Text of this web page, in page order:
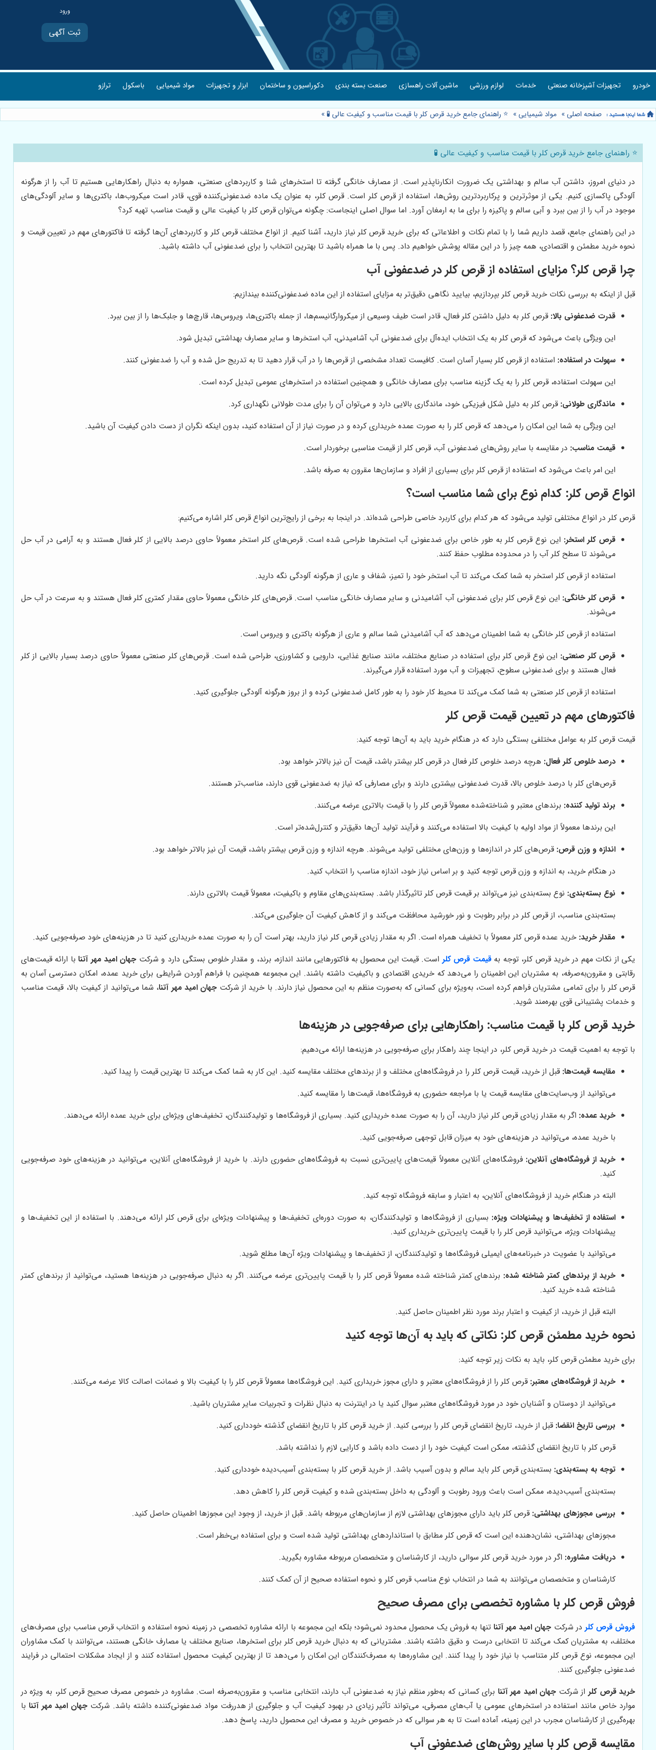
ثبت آگهی
خودرو تجهیزات آشپزخانه صنعتی خدمات لوازم ورزشی ماشین آلات راهسازی صنعت بسته بندی دکوراسیون و ساختمان ابزار و تجهیزات مواد شیمیایی باسکول ترازو
صفحه اصلی » مواد شیمیایی » ⭐️ راهنمای جامع خرید قرص کلر با قیمت مناسب و کیفیت عالی 🧪 »
⭐️ راهنمای جامع خرید قرص کلر با قیمت مناسب و کیفیت عالی 🧪
در دنیای امروز، داشتن آب سالم و بهداشتی یک ضرورت انکارناپذیر است. از مصارف خانگی گرفته تا استخرهای شنا و کاربردهای صنعتی، همواره به دنبال راهکارهایی هستیم تا آب را از هرگونه
آلودگی پاکسازی کنیم. یکی از موثرترین و پرکاربردترین روش‌ها، استفاده از قرص کلر است. قرص کلر، به عنوان یک ماده ضدعفونی‌کننده قوی، قادر است میکروب‌ها، باکتری‌ها و سایر آلودگی‌های
موجود در آب را از بین ببرد و آبی سالم و پاکیزه را برای ما به ارمغان آورد. اما سوال اصلی اینجاست: چگونه می‌توان قرص کلر با کیفیت عالی و قیمت مناسب تهیه کرد؟
در این راهنمای جامع، قصد داریم شما را با تمام نکات و اطلاعاتی که برای خرید قرص کلر نیاز دارید، آشنا کنیم. از انواع مختلف قرص کلر و کاربردهای آن‌ها گرفته تا فاکتورهای مهم در تعیین قیمت و
نحوه خرید مطمئن و اقتصادی، همه چیز را در این مقاله پوشش خواهیم داد. پس با ما همراه باشید تا بهترین انتخاب را برای ضدعفونی آب داشته باشید.
چرا قرص کلر؟ مزایای استفاده از قرص کلر در ضدعفونی آب
قبل از اینکه به بررسی نکات خرید قرص کلر بپردازیم، بیایید نگاهی دقیق‌تر به مزایای استفاده از این ماده ضدعفونی‌کننده بیندازیم:
قدرت ضدعفونی بالا: قرص کلر به دلیل داشتن کلر فعال، قادر است طیف وسیعی از میکروارگانیسم‌ها، از جمله باکتری‌ها، ویروس‌ها، قارچ‌ها و جلبک‌ها را از بین ببرد.
این ویژگی باعث می‌شود که قرص کلر به یک انتخاب ایده‌آل برای ضدعفونی آب آشامیدنی، آب استخرها و سایر مصارف بهداشتی تبدیل شود.
سهولت در استفاده: استفاده از قرص کلر بسیار آسان است. کافیست تعداد مشخصی از قرص‌ها را در آب قرار دهید تا به تدریج حل شده و آب را ضدعفونی کنند.
این سهولت استفاده، قرص کلر را به یک گزینه مناسب برای مصارف خانگی و همچنین استفاده در استخرهای عمومی تبدیل کرده است.
ماندگاری طولانی: قرص کلر به دلیل شکل فیزیکی خود، ماندگاری بالایی دارد و می‌توان آن را برای مدت طولانی نگهداری کرد.
این ویژگی به شما این امکان را می‌دهد که قرص کلر را به صورت عمده خریداری کرده و در صورت نیاز از آن استفاده کنید، بدون اینکه نگران از دست دادن کیفیت آن باشید.
قیمت مناسب: در مقایسه با سایر روش‌های ضدعفونی آب، قرص کلر از قیمت مناسبی برخوردار است.
این امر باعث می‌شود که استفاده از قرص کلر برای بسیاری از افراد و سازمان‌ها مقرون به صرفه باشد.
انواع قرص کلر: کدام نوع برای شما مناسب است؟
قرص کلر در انواع مختلفی تولید می‌شود که هر کدام برای کاربرد خاصی طراحی شده‌اند. در اینجا به برخی از رایج‌ترین انواع قرص کلر اشاره می‌کنیم:
قرص کلر استخر: این نوع قرص کلر به طور خاص برای ضدعفونی آب استخرها طراحی شده است. قرص‌های کلر استخر معمولاً حاوی درصد بالایی از کلر فعال هستند و به آرامی در آب حل
می‌شوند تا سطح کلر آب را در محدوده مطلوب حفظ کنند.
استفاده از قرص کلر استخر به شما کمک می‌کند تا آب استخر خود را تمیز، شفاف و عاری از هرگونه آلودگی نگه دارید.
قرص کلر خانگی: این نوع قرص کلر برای ضدعفونی آب آشامیدنی و سایر مصارف خانگی مناسب است. قرص‌های کلر خانگی معمولاً حاوی مقدار کمتری کلر فعال هستند و به سرعت در آب حل
می‌شوند.
استفاده از قرص کلر خانگی به شما اطمینان می‌دهد که آب آشامیدنی شما سالم و عاری از هرگونه باکتری و ویروس است.
قرص کلر صنعتی: این نوع قرص کلر برای استفاده در صنایع مختلف، مانند صنایع غذایی، دارویی و کشاورزی، طراحی شده است. قرص‌های کلر صنعتی معمولاً حاوی درصد بسیار بالایی از کلر
فعال هستند و برای ضدعفونی سطوح، تجهیزات و آب مورد استفاده قرار می‌گیرند.
استفاده از قرص کلر صنعتی به شما کمک می‌کند تا محیط کار خود را به طور کامل ضدعفونی کرده و از بروز هرگونه آلودگی جلوگیری کنید.
فاکتورهای مهم در تعیین قیمت قرص کلر
قیمت قرص کلر به عوامل مختلفی بستگی دارد که در هنگام خرید باید به آن‌ها توجه کنید:
درصد خلوص کلر فعال: هرچه درصد خلوص کلر فعال در قرص کلر بیشتر باشد، قیمت آن نیز بالاتر خواهد بود.
قرص‌های کلر با درصد خلوص بالا، قدرت ضدعفونی بیشتری دارند و برای مصارفی که نیاز به ضدعفونی قوی دارند، مناسب‌تر هستند.
برند تولید کننده: برندهای معتبر و شناخته‌شده معمولاً قرص کلر را با قیمت بالاتری عرضه می‌کنند.
این برندها معمولاً از مواد اولیه با کیفیت بالا استفاده می‌کنند و فرآیند تولید آن‌ها دقیق‌تر و کنترل‌شده‌تر است.
اندازه و وزن قرص: قرص‌های کلر در اندازه‌ها و وزن‌های مختلفی تولید می‌شوند. هرچه اندازه و وزن قرص بیشتر باشد، قیمت آن نیز بالاتر خواهد بود.
در هنگام خرید، به اندازه و وزن قرص توجه کنید و بر اساس نیاز خود، اندازه مناسب را انتخاب کنید.
نوع بسته‌بندی: نوع بسته‌بندی نیز می‌تواند بر قیمت قرص کلر تاثیرگذار باشد. بسته‌بندی‌های مقاوم و باکیفیت، معمولاً قیمت بالاتری دارند.
بسته‌بندی مناسب، از قرص کلر در برابر رطوبت و نور خورشید محافظت می‌کند و از کاهش کیفیت آن جلوگیری می‌کند.
مقدار خرید: خرید عمده قرص کلر معمولاً با تخفیف همراه است. اگر به مقدار زیادی قرص کلر نیاز دارید، بهتر است آن را به صورت عمده خریداری کنید تا در هزینه‌های خود صرفه‌جویی کنید.
یکی از نکات مهم در خرید قرص کلر، توجه بهقیمت قرص کلر است. قیمت این محصول به فاکتورهایی مانند اندازه، برند، و مقدار خلوص بستگی دارد و شرکت جهان امید مهر آتنابا ارائه قیمت‌های
رقابتی و مقرون‌به‌صرفه، به مشتریان این اطمینان را می‌دهد که خریدی اقتصادی و باکیفیت داشته باشند. این مجموعه همچنین با فراهم آوردن شرایطی برای خرید عمده، امکان دسترسی آسان به
قرص کلر را برای تمامی مشتریان فراهم کرده است، به‌ویژه برای کسانی که به‌صورت منظم به این محصول نیاز دارند. با خرید از شرکت جهان امید مهر آتنا، شما می‌توانید از کیفیت بالا، قیمت مناسب
و خدمات پشتیبانی قوی بهره‌مند شوید.
خرید قرص کلر با قیمت مناسب: راهکارهایی برای صرفه‌جویی در هزینه‌ها
با توجه به اهمیت قیمت در خرید قرص کلر، در اینجا چند راهکار برای صرفه‌جویی در هزینه‌ها ارائه می‌دهیم:
مقایسه قیمت‌ها: قبل از خرید، قیمت قرص کلر را در فروشگاه‌های مختلف و از برندهای مختلف مقایسه کنید. این کار به شما کمک می‌کند تا بهترین قیمت را پیدا کنید.
می‌توانید از وب‌سایت‌های مقایسه قیمت یا با مراجعه حضوری به فروشگاه‌ها، قیمت‌ها را مقایسه کنید.
خرید عمده: اگر به مقدار زیادی قرص کلر نیاز دارید، آن را به صورت عمده خریداری کنید. بسیاری از فروشگاه‌ها و تولیدکنندگان، تخفیف‌های ویژه‌ای برای خرید عمده ارائه می‌دهند.
با خرید عمده، می‌توانید در هزینه‌های خود به میزان قابل توجهی صرفه‌جویی کنید.
خرید از فروشگاه‌های آنلاین: فروشگاه‌های آنلاین معمولاً قیمت‌های پایین‌تری نسبت به فروشگاه‌های حضوری دارند. با خرید از فروشگاه‌های آنلاین، می‌توانید در هزینه‌های خود صرفه‌جویی
کنید.
البته در هنگام خرید از فروشگاه‌های آنلاین، به اعتبار و سابقه فروشگاه توجه کنید.
استفاده از تخفیف‌ها و پیشنهادات ویژه: بسیاری از فروشگاه‌ها و تولیدکنندگان، به صورت دوره‌ای تخفیف‌ها و پیشنهادات ویژه‌ای برای قرص کلر ارائه می‌دهند. با استفاده از این تخفیف‌ها و
پیشنهادات ویژه، می‌توانید قرص کلر را با قیمت پایین‌تری خریداری کنید.
می‌توانید با عضویت در خبرنامه‌های ایمیلی فروشگاه‌ها و تولیدکنندگان، از تخفیف‌ها و پیشنهادات ویژه آن‌ها مطلع شوید.
خرید از برندهای کمتر شناخته شده: برندهای کمتر شناخته شده معمولاً قرص کلر را با قیمت پایین‌تری عرضه می‌کنند. اگر به دنبال صرفه‌جویی در هزینه‌ها هستید، می‌توانید از برندهای کمتر
شناخته شده خرید کنید.
البته قبل از خرید، از کیفیت و اعتبار برند مورد نظر اطمینان حاصل کنید.
نحوه خرید مطمئن قرص کلر: نکاتی که باید به آن‌ها توجه کنید
برای خرید مطمئن قرص کلر، باید به نکات زیر توجه کنید:
خرید از فروشگاه‌های معتبر: قرص کلر را از فروشگاه‌های معتبر و دارای مجوز خریداری کنید. این فروشگاه‌ها معمولاً قرص کلر را با کیفیت بالا و ضمانت اصالت کالا عرضه می‌کنند.
می‌توانید از دوستان و آشنایان خود در مورد فروشگاه‌های معتبر سوال کنید یا در اینترنت به دنبال نظرات و تجربیات سایر مشتریان باشید.
بررسی تاریخ انقضا: قبل از خرید، تاریخ انقضای قرص کلر را بررسی کنید. از خرید قرص کلر با تاریخ انقضای گذشته خودداری کنید.
قرص کلر با تاریخ انقضای گذشته، ممکن است کیفیت خود را از دست داده باشد و کارایی لازم را نداشته باشد.
توجه به بسته‌بندی: بسته‌بندی قرص کلر باید سالم و بدون آسیب باشد. از خرید قرص کلر با بسته‌بندی آسیب‌دیده خودداری کنید.
بسته‌بندی آسیب‌دیده، ممکن است باعث ورود رطوبت و آلودگی به داخل بسته‌بندی شده و کیفیت قرص کلر را کاهش دهد.
بررسی مجوزهای بهداشتی: قرص کلر باید دارای مجوزهای بهداشتی لازم از سازمان‌های مربوطه باشد. قبل از خرید، از وجود این مجوزها اطمینان حاصل کنید.
مجوزهای بهداشتی، نشان‌دهنده این است که قرص کلر مطابق با استانداردهای بهداشتی تولید شده است و برای استفاده بی‌خطر است.
دریافت مشاوره: اگر در مورد خرید قرص کلر سوالی دارید، از کارشناسان و متخصصان مربوطه مشاوره بگیرید.
کارشناسان و متخصصان می‌توانند به شما در انتخاب نوع مناسب قرص کلر و نحوه استفاده صحیح از آن کمک کنند.
فروش قرص کلر با مشاوره تخصصی برای مصرف صحیح
فروش قرص کلر در شرکت جهان امید مهر آتناتنها به فروش یک محصول محدود نمی‌شود؛ بلکه این مجموعه با ارائه مشاوره تخصصی در زمینه نحوه استفاده و انتخاب قرص مناسب برای مصرف‌های
مختلف، به مشتریان کمک می‌کند تا انتخابی درست و دقیق داشته باشند. مشتریانی که به دنبال خرید قرص کلر برای استخرها، صنایع مختلف یا مصارف خانگی هستند، می‌توانند با کمک مشاوران
این مجموعه، نوع قرص کلر متناسب با نیاز خود را پیدا کنند. این مشاوره‌ها به مصرف‌کنندگان این امکان را می‌دهد تا از بهترین کیفیت محصول استفاده کنند و از ایجاد مشکلات احتمالی در فرایند
ضدعفونی جلوگیری کنند.
خرید قرص کلر از شرکت جهان امید مهر آتنا برای کسانی که به‌طور منظم نیاز به ضدعفونی آب دارند، انتخابی مناسب و مقرون‌به‌صرفه است. مشاوره در خصوص مصرف صحیح قرص کلر، به ویژه در
موارد خاص مانند استفاده در استخرهای عمومی یا آب‌های مصرفی، می‌تواند تأثیر زیادی در بهبود کیفیت آب و جلوگیری از هدررفت مواد ضدعفونی‌کننده داشته باشد. شرکت جهان امید مهر آتنا با
بهره‌گیری از کارشناسان مجرب در این زمینه، آماده است تا به هر سوالی که در خصوص خرید و مصرف این محصول دارید، پاسخ دهد.
مقایسه قرص کلر با سایر روش‌های ضدعفونی آب